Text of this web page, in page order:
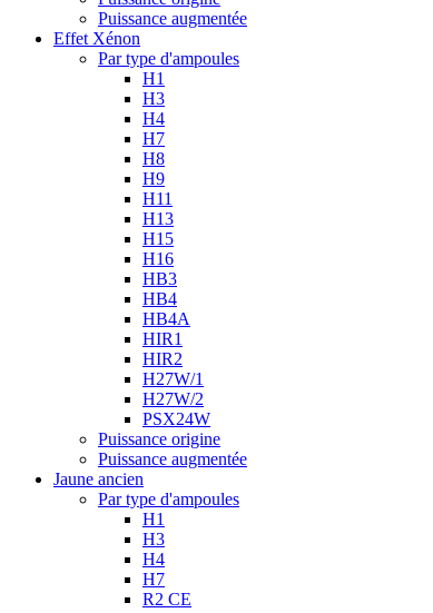
Puissance augmentée
Effet Xénon
Par type d'ampoules
H1
H3
H4
H7
H8
H9
H11
H13
H15
H16
HB3
HB4
HB4A
HIR1
HIR2
H27W/1
H27W/2
PSX24W
Puissance origine
Puissance augmentée
Jaune ancien
Par type d'ampoules
H1
H3
H4
H7
R2 CE